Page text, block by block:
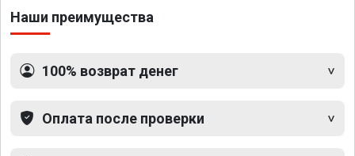
Наши преимущества
100% возврат денег
Оплата после проверки